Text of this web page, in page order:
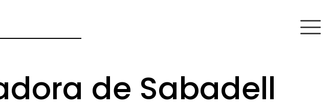
de Sabadell